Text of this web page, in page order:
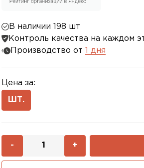
В наличии 198 шт
Контроль качества на каждом
Производство от
1 дня
Цена за:
ШТ.
- +